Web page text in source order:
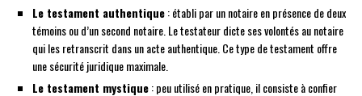
Le testament authentique: établi par un notaire en présence de deux
témoins ou d’un second notaire. Le testateur dicte ses volontés au notaire
qui les retranscrit dans un acte authentique. Ce type de testament offre
une sécurité juridique maximale.
Le testament mystique: peu utilisé en pratique, il consiste à confier